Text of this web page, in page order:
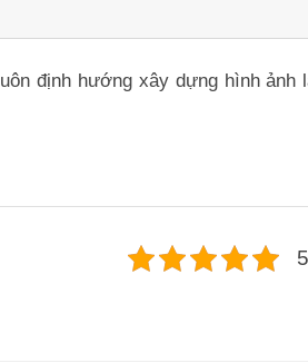
định hướng xây dựng hình ảnh